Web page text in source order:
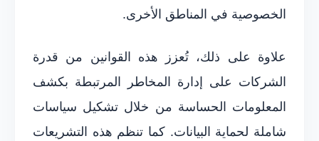
الخصوصية في المناطق الأخرى.
علاوة على ذلك، تُعزز هذه القوانين من قدرة
الشركات على إدارة المخاطر المرتبطة بكشف
المعلومات الحساسة من خلال تشكيل سياسات
شاملة لحماية البيانات. كما تنظم هذه التشريعات